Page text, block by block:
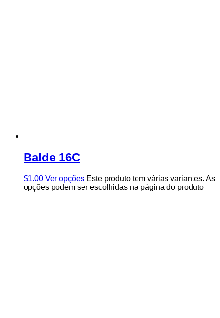
Balde 16C
$1.00 Ver opções Este produto tem várias variantes. As
opções podem ser escolhidas na página do produto